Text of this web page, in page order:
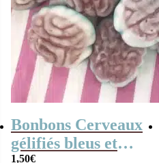
Bonbons Cerveaux
gélifiés bleus et
1,50€